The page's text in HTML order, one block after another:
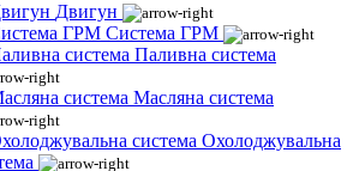
Двигун
Система ГРМ
Паливна система
Масляна система
Охолоджувальна